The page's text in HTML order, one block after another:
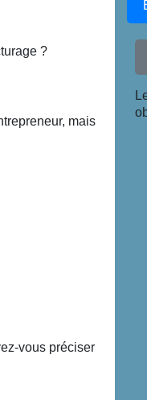
?
mais
vous préciser